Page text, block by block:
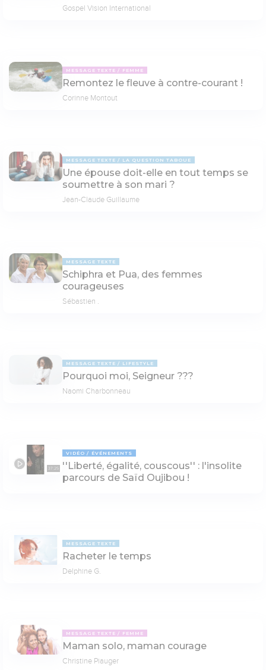
Gospel Vision International
MESSAGE TEXTE FEMME
Remontez le fleuve à contre-courant !
Corinne Montout
MESSAGE TEXTE LA QUESTION TABOUE
Une épouse doit-elle en tout temps se
soumettre à son mari ?
Jean-Claude Guillaume
MESSAGE TEXTE
Schiphra et Pua, des femmes
courageuses
Sébastien .
MESSAGE TEXTE LIFESTYLE
Pourquoi moi, Seigneur ???
Naomi Charbonneau
37:25
VIDÉO ÉVÉNEMENTS
''Liberté, égalité, couscous'' : l'insolite
parcours de Saïd Oujibou !
MESSAGE TEXTE
Racheter le temps
Delphine G.
MESSAGE TEXTE FEMME
Maman solo, maman courage
Christine Piauger